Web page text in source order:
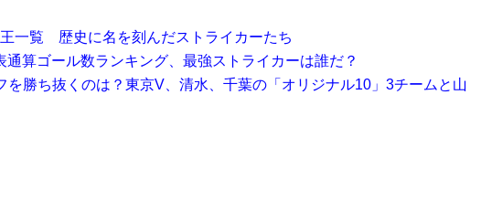
一覧 歴史に名を刻んだストライカーたち
通算ゴール数ランキング、最強ストライカーは誰だ？
を勝ち抜くのは？東京V、清水、千葉の「オリジナル10」3チームと山